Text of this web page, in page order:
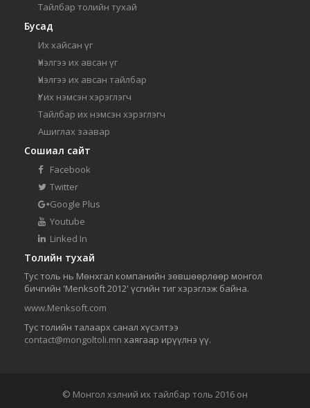
Тайлбар толийн тухай
Бусад
Их хайсан үг
Үнэлгээ их авсан үг
Үнэлгээ их авсан тайлбар
Үг их нэмсэн хэрэглэгч
Тайлбар их нэмсэн хэрэглэгч
Ашиглах заавар
Сошиал сайт
Facebook
Twitter
Google Plus
Youtube
Linked In
Толийн тухай
Тус толь нь Мөнхгал компанийн зөвшөөрлөөр монгол
бичгийн 'Menksoft 2012' үсгийн тиг хэрэглэж байна.
www.Menksoft.com
Тус толийн талаарх санал хүсэлтээ
contact@mongoltoli.mn хаягаар ирүүлнэ үү.
© Монгол хэлний их тайлбар толь 2016 он